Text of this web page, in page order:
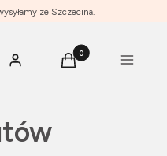
ze Szczecina.
Zaloguj się Produkty w koszyku:
Koszyk Menu